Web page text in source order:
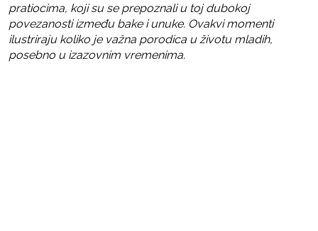
pratiocima, koji su se prepoznali u toj dubokoj
povezanosti između bake i unuke. Ovakvi momenti
ilustriraju koliko je važna porodica u životu mladih,
posebno u izazovnim vremenima.